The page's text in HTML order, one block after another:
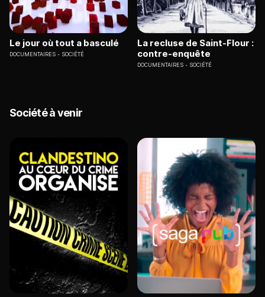
Le jour où tout a basculé
DOCUMENTAIRES SOCIÉTÉ
La recluse de Saint-Flour :
contre-enquête
DOCUMENTAIRES SOCIÉTÉ
Société à venir